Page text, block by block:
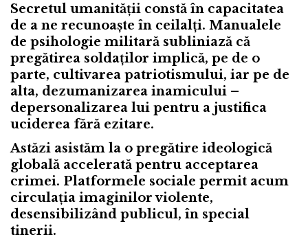
Secretul umanității constă în capacitatea
de a ne recunoaște în ceilalți. Manualele
de psihologie militară subliniază că
pregătirea soldaților implică, pe de o
parte, cultivarea patriotismului, iar pe de
alta, dezumanizarea inamicului –
depersonalizarea lui pentru a justifica
uciderea fără ezitare.
Astăzi asistăm la o pregătire ideologică
globală accelerată pentru acceptarea
crimei. Platformele sociale permit acum
circulația imaginilor violente,
desensibilizând publicul, în special
tinerii.